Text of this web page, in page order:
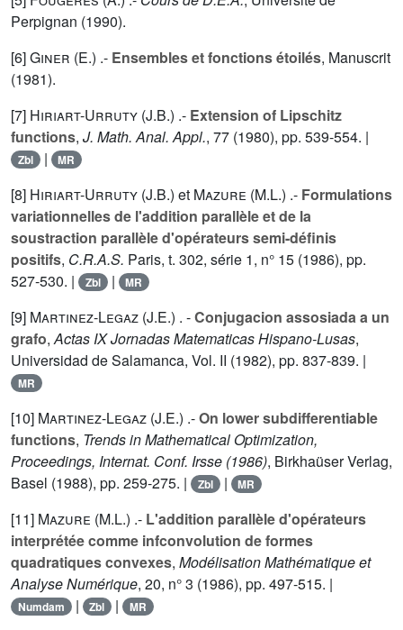
Perpignan (1990).
[6]Giner (E.) .- Ensembles et fonctions étoilés, Manuscrit
(1981).
[7] Hiriart-Urruty (J.B.) .- Extension of Lipschitz
functions, J. Math. Anal. Appl., 77 (1980), pp. 539-554. |
Zbl | MR
[8] Hiriart-Urruty (J.B.) et Mazure (M.L.) .- Formulations
variationnelles de l'addition parallèle et de la
soustraction parallèle d'opérateurs semi-définis
positifs, C.R.A.S. Paris, t. 302, série 1, n° 15 (1986), pp.
527-530. |
Zbl | MR
[9] Martinez-Legaz (J.E.) . -Conjugacion assosiada a un
grafo,Actas IX Jornadas Matematicas Hispano-Lusas,
Universidad de Salamanca, Vol. II (1982), pp. 837-839. |
MR
[10] Martinez-Legaz (J.E.) .-On lower subdifferentiable
functions, Trends in Mathematical Optimization,
Proceedings, Internat. Conf. Irsse (1986), Birkhaüser Verlag,
Basel (1988), pp. 259-275. |
Zbl | MR
[11] Mazure (M.L.) .- L'addition parallèle d'opérateurs
interprétée comme infconvolution de formes
quadratiques convexes, Modélisation Mathématique et
Analyse Numérique, 20, n° 3 (1986), pp. 497-515. |
Numdam | Zbl | MR